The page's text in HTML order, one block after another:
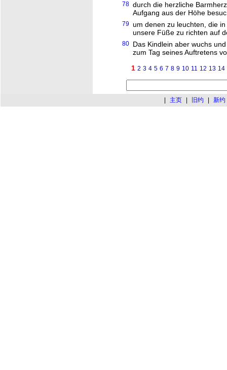
78 durch die herzliche
Aufgang aus der Höhe
79 um denen zu leuchten, die
unsere Füße zu richten auf
80 Das Kindlein aber wuchs
zum Tag seines Auftretens
1 2 3 4 5 6 7 8 9 10 11 12 13 14
| 主页 | 旧约 | 新约